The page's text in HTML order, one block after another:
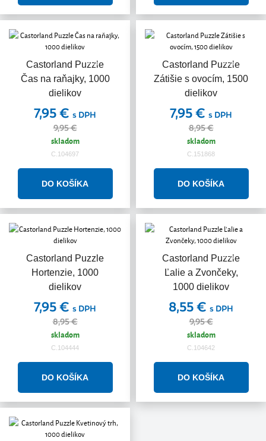
Castorland Puzzle
Čas na raňajky, 1000
dielikov
Akcia
7,95 € s DPH
9,95 €
skladom
C.104697
Castorland Puzzle
Zátišie s ovocím, 1500
dielikov
Akcia
7,95 € s DPH
8,95 €
skladom
C.151868
Castorland Puzzle
Hortenzie, 1000
dielikov
7,95 € s DPH
8,95 €
skladom
C.104444
Castorland Puzzle
Ľalie a Zvončeky,
1000 dielikov
Akcia
8,55 € s DPH
9,95 €
skladom
C.104642